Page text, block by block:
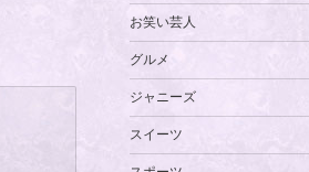
お笑い芸人
グルメ
ジャニーズ
スイーツ